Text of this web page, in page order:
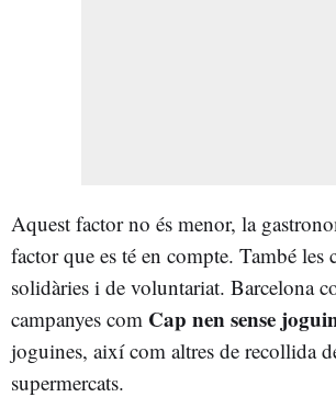
Aquest factor no és menor, la
factor que es té en compte. També les
solidàries i de voluntariat. Barcelona
campanyes com Cap nen sense
joguines, així com altres de recollida
supermercats.